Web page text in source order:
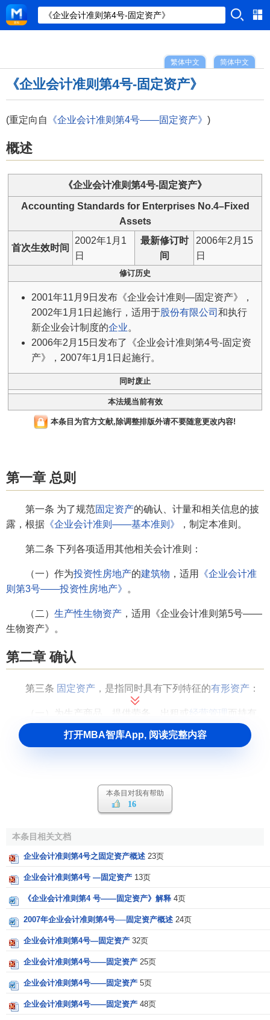
简体中文
繁体中文
《企业会计准则第4号-固定资产》
(重定向自 《企业会计准则第4号——固定资产》 )
概述
《企业会计准则第4号-固定资产》
Accounting Standards for Enterprises No.4–Fixed
Assets
首次生效时间
2002年1月1
日
最新修订时
间
2006年2月15
日
修订历史
2001年11月9日发布《企业会计准则—固定资产》，
2002年1月1日起施行，适用于股份有限公司和执行
新企业会计制度的企业。
2006年2月15日发布了《企业会计准则第4号-固定资
产》，2007年1月1日起施行。
同时废止
本法规当前有效
本条目为官方文献,除调整排版外请不要随意更改内容!
第一章 总则
第一条 为了规范固定资产的确认、计量和相关信息的披
露，根据 《企业会计准则——基本准则》 ，制定本准则。
第二条 下列各项适用其他相关会计准则：
（一）作为投资性房地产的建筑物 ，适用
《企业会计准
则第3号——投资性房地产》
。
（二） 生产性生物资产 ，适用《企业会计准则第5号——
生物资产》。
第二章 确认
第三条 固定资产 ，是指同时具有下列特征的有形资产 ：
（一）为生产商品、提供劳务、出租或 经营管理
而持有
的；
固定资产所能生产产品或提供劳务的数量。
第四条 固定资产同时满足下列条件的，才能予以确认：
（一）与该固定资产有关的
（二）该固定资产的
第五条 固定资产的各组成部分具有不同使用寿命或者以
不同方式为企业提供经济利益，适用不同
的，应当分别将各组成部分确认为单项固定资产。
第六条 与固定资产有关的后续支出，符合本准则第四条
规定的确认条件的，应当计入固定资产成本；不符合本准则
第四条规定的确认条件的，应当在发生时计入
第三章 初始计量
打开MBA智库App, 阅读完整内容
本条目对我有帮助
16
本条目相关文档
企业会计准则第4号之固定资产概述 23页
企业会计准则第4号 —固定资产 13页
《企业会计准则第4 号——固定资产》解释 4页
2007年企业会计准则第4号──固定资产概述 24页
企业会计准则第4号—固定资产 32页
企业会计准则第4号——固定资产 25页
企业会计准则第4号――固定资产 5页
企业会计准则第4号——固定资产 48页